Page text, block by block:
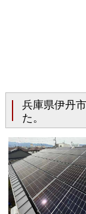
兵庫県伊丹
た。